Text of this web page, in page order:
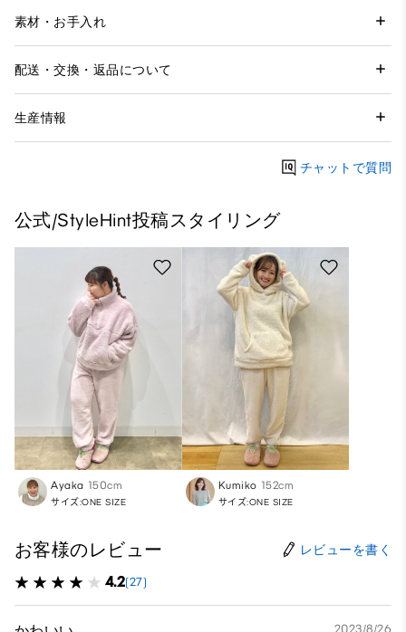
素材・お手入れ
配送・交換・返品について
生産情報
チャットで質問
公式/StyleHint投稿スタイリング
Ayaka 150cm
サイズ:ONE SIZE
Kumiko 152cm
サイズ:ONE SIZE
お客様のレビュー レビューを書く
4.2(27)
2023/8/26